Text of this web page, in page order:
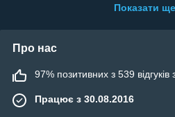
Показати ще
Про нас
97% позитивних з 539 відгуків
Працює з 30.08.2016